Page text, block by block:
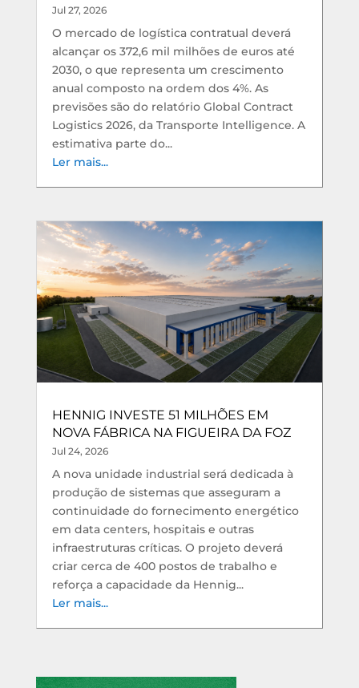
Jul 27, 2026
O mercado de logística contratual deverá
alcançar os 372,6 mil milhões de euros até
2030, o que representa um crescimento
anual composto na ordem dos 4%. As
previsões são do relatório Global Contract
Logistics 2026, da Transporte Intelligence. A
estimativa parte do...
Ler mais...
HENNIG INVESTE 51 MILHÕES EM
NOVA FÁBRICA NA FIGUEIRA DA FOZ
Jul 24, 2026
A nova unidade industrial será dedicada à
produção de sistemas que asseguram a
continuidade do fornecimento energético
em data centers, hospitais e outras
infraestruturas críticas. O projeto deverá
criar cerca de 400 postos de trabalho e
reforça a capacidade da Hennig...
Ler mais...